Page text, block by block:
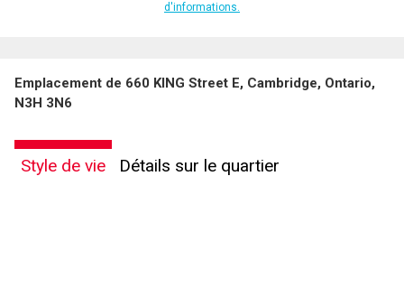
d'informations.
Emplacement de 660 KING Street E, Cambridge, Ontario,
N3H 3N6
Style de vie Détails sur le quartier